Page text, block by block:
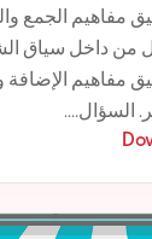
مفاهيم الجمع
من داخل سياق
مفاهيم الإضافة
السؤال....